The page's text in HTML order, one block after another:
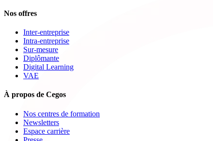
Nos offres
Inter-entreprise
Intra-entreprise
Sur-mesure
Diplômante
Digital Learning
VAE
À propos de Cegos
Nos centres de formation
Newsletters
Espace carrière